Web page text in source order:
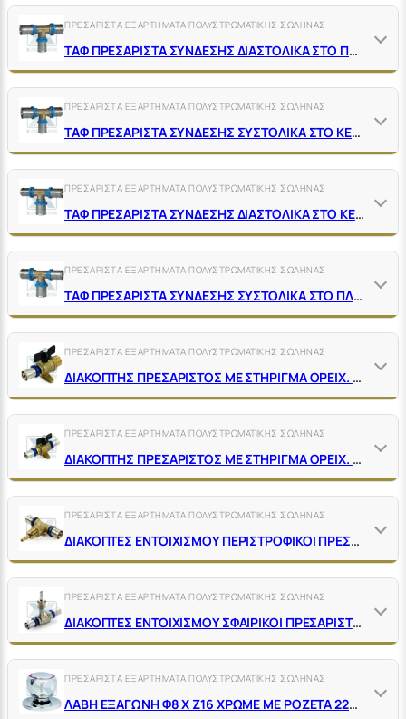
ΠΡΕΣΑΡΙΣΤΑ ΕΞΑΡΤΗΜΑΤΑ ΠΟΛΥΣΤΡΩΜΑΤΙΚΗΣ ΣΩΛΗΝΑΣ
ΤΑΦ ΠΡΕΣΑΡΙΣΤΑ ΣΥΝΔΕΣΗΣ ΔΙΑΣΤΟΛΙΚΑ ΣΤΟ ΠΛΑΪ ΟΡΕΙΧΑΛΚΙΝΑ
ΠΡΕΣΑΡΙΣΤΑ ΕΞΑΡΤΗΜΑΤΑ ΠΟΛΥΣΤΡΩΜΑΤΙΚΗΣ ΣΩΛΗΝΑΣ
ΤΑΦ ΠΡΕΣΑΡΙΣΤΑ ΣΥΝΔΕΣΗΣ ΣΥΣΤΟΛΙΚΑ ΣΤΟ ΚΕΝΤΡΟ ΟΡΕΙΧΑΛΚΙΝΑ
ΠΡΕΣΑΡΙΣΤΑ ΕΞΑΡΤΗΜΑΤΑ ΠΟΛΥΣΤΡΩΜΑΤΙΚΗΣ ΣΩΛΗΝΑΣ
ΤΑΦ ΠΡΕΣΑΡΙΣΤΑ ΣΥΝΔΕΣΗΣ ΔΙΑΣΤΟΛΙΚΑ ΣΤΟ ΚΕΝΤΡΟ ΟΡΕΙΧΑΛΚΙΝΑ
ΠΡΕΣΑΡΙΣΤΑ ΕΞΑΡΤΗΜΑΤΑ ΠΟΛΥΣΤΡΩΜΑΤΙΚΗΣ ΣΩΛΗΝΑΣ
ΤΑΦ ΠΡΕΣΑΡΙΣΤΑ ΣΥΝΔΕΣΗΣ ΣΥΣΤΟΛΙΚΑ ΣΤΟ ΠΛΑΪ ΟΡΕΙΧΑΛΚΙΝΑ
ΠΡΕΣΑΡΙΣΤΑ ΕΞΑΡΤΗΜΑΤΑ ΠΟΛΥΣΤΡΩΜΑΤΙΚΗΣ ΣΩΛΗΝΑΣ
ΔΙΑΚΟΠΤΗΣ ΠΡΕΣΑΡΙΣΤΟΣ ΜΕ ΣΤΗΡΙΓΜΑ ΟΡΕΙΧ. ΑΡΣΕΝΙΚΟΣ
ΠΡΕΣΑΡΙΣΤΑ ΕΞΑΡΤΗΜΑΤΑ ΠΟΛΥΣΤΡΩΜΑΤΙΚΗΣ ΣΩΛΗΝΑΣ
ΔΙΑΚΟΠΤΗΣ ΠΡΕΣΑΡΙΣΤΟΣ ΜΕ ΣΤΗΡΙΓΜΑ ΟΡΕΙΧ. ΣΥΝΔΕΣΗΣ
ΠΡΕΣΑΡΙΣΤΑ ΕΞΑΡΤΗΜΑΤΑ ΠΟΛΥΣΤΡΩΜΑΤΙΚΗΣ ΣΩΛΗΝΑΣ
ΔΙΑΚΟΠΤΕΣ ΕΝΤΟΙΧΙΣΜΟΥ ΠΕΡΙΣΤΡΟΦΙΚΟΙ ΠΡΕΣΑΡΙΣΤΟΙ ΟΡΕΙΧ. ΧΩΡΙΣ ΛΑΒΗ
ΠΡΕΣΑΡΙΣΤΑ ΕΞΑΡΤΗΜΑΤΑ ΠΟΛΥΣΤΡΩΜΑΤΙΚΗΣ ΣΩΛΗΝΑΣ
ΔΙΑΚΟΠΤΕΣ ΕΝΤΟΙΧΙΣΜΟΥ ΣΦΑΙΡΙΚΟΙ ΠΡΕΣΑΡΙΣΤΟΙ ΝΙΚΕΛ ΧΩΡΙΣ ΛΑΒΗ
ΠΡΕΣΑΡΙΣΤΑ ΕΞΑΡΤΗΜΑΤΑ ΠΟΛΥΣΤΡΩΜΑΤΙΚΗΣ ΣΩΛΗΝΑΣ
ΛΑΒΗ ΕΞΑΓΩΝΗ Φ8 Χ Ζ16 ΧΡΩΜΕ ΜΕ ΡΟΖΕΤΑ 22Χ19ΧΦ68 ΓΙΑ ΔΙΑΚΟΠΤΗ ΕΝΤΟΙΧΙΣΜΟΥ ΠΡΕΣΑΡΙΣΤΟ